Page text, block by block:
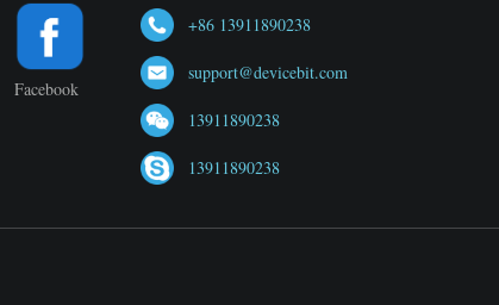
Facebook
+86 13911890238
support@devicebit.com
13911890238
13911890238